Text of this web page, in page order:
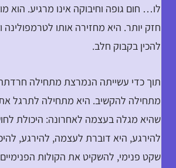
לו… חום גופה וחיבוקה אינו מרגיע. הוא
חזק יותר. היא מחזירה אותו
להכין בקבוק חלב.
תוך כדי עשייתה הנמרצת מתחילה
מתחילה להקשיב. היא מתחילה לתרגל
שהיא מגלה בעצמה לאחרונה: היכולת
להירגע, היא דוברת לעצמה, להירגע,
שקט פנימי, להשקיט את הקולות הפנימיים